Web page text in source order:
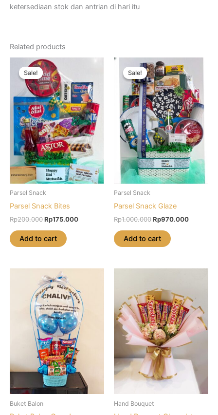
ketersediaan stok dan antrian di hari itu
Related products
Sale!
Sale!
Parsel Snack
Parsel Snack Bites
Rp200.000Original
was:
Rp200.000.
Rp175.000Current
Add to cart
Sale!
Sale!
Parsel Snack
Parsel Snack Glaze
Rp1.000.000Original
was:
Rp1.000.000.
Rp970.000Current
Add to cart
Buket Balon Hand Bouquet